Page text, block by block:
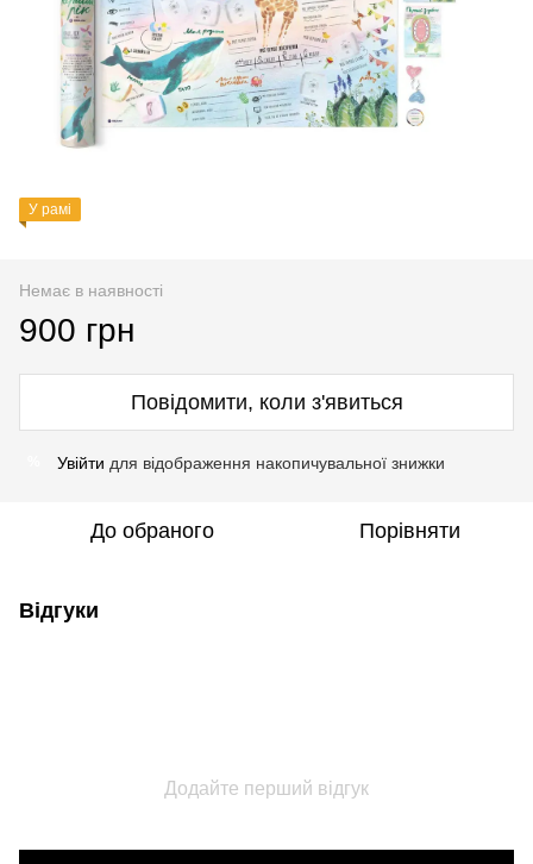
У рамі
Немає в наявності
900 грн
Повідомити, коли з'явиться
Увійти для відображення накопичувальної знижки
До обраного Порівняти
Відгуки
Додайте перший відгук